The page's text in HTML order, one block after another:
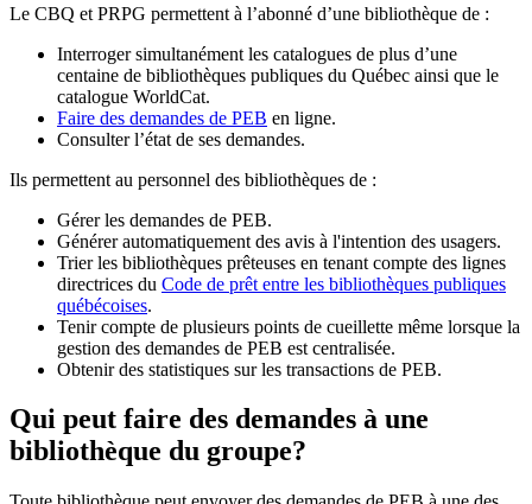
Le CBQ et PRPG permettent à l’abonné d’une bibliothèque de :
Interroger simultanément les catalogues de plus d’une
centaine de bibliothèques publiques du Québec ainsi que le
catalogue WorldCat.
Faire des demandes de PEB en ligne.
Consulter l’état de ses demandes.
Ils permettent au personnel des bibliothèques de :
Gérer les demandes de PEB.
Générer automatiquement des avis à l'intention des usagers.
Trier les bibliothèques prêteuses en tenant compte des lignes
directrices du Code de prêt entre les bibliothèques publiques
québécoises.
Tenir compte de plusieurs points de cueillette même lorsque la
gestion des demandes de PEB est centralisée.
Obtenir des statistiques sur les transactions de PEB.
Qui peut faire des demandes à une
bibliothèque du groupe?